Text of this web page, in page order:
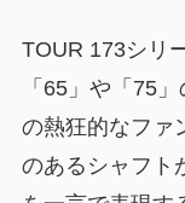
TOUR 173シリ
「65」や「75
の熱狂的なファ
のあるシャフト